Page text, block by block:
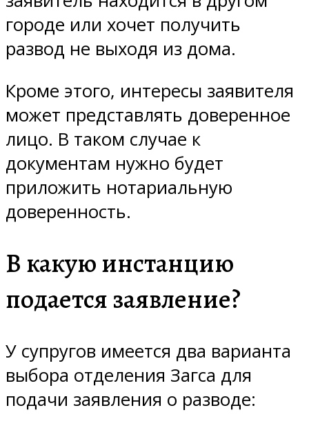
городе или хочет получить
развод не выходя из дома.
Кроме этого, интересы заявителя
может представлять доверенное
лицо. В таком случае к
документам нужно будет
приложить нотариальную
доверенность.
В какую инстанцию
подается заявление?
У супругов имеется два варианта
выбора отделения Загса для
подачи заявления о разводе: